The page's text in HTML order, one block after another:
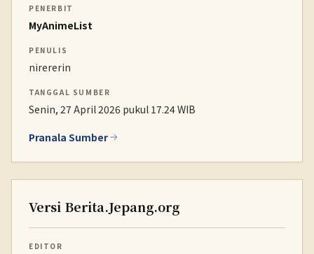
PENERBIT
MyAnimeList
PENULIS
nirererin
TANGGAL SUMBER
Senin, 27 April 2026 pukul 17.24 WIB
Pranala Sumber
Versi Berita.Jepang.org
EDITOR